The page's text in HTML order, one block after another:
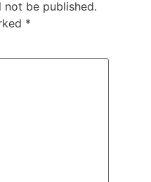
not be published.
*